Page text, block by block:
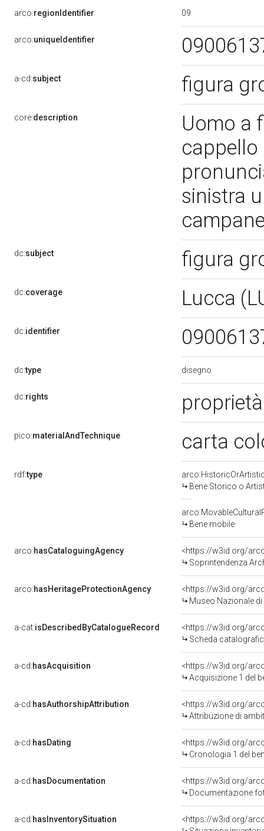
arco:regionIdentifier 09
arco:uniqueIdentifier
a-cd:subject figura
core:description
Uomo a
cappello
sinistra
dc:subject figura
dc:coverage Lucca
dc:identifier
dc:type disegno
dc:rights
pico:materialAndTechnique carta
rdf:type
Bene Storico o
Bene mobile
arco:hasCataloguingAgency
<https://w3id.org/
Soprintendenza
arco:hasHeritageProtectionAgency
<https://w3id.org/
Museo Nazionale di
a-cat:isDescribedByCatalogueRecord
<https://w3id.org/
Scheda
a-cd:hasAcquisition
<https://w3id.org/
Acquisizione 1 del
a-cd:hasAuthorshipAttribution
<https://w3id.org/
Attribuzione di
a-cd:hasDating
<https://w3id.org/
Cronologia 1 del
a-cd:hasDocumentation
Documentazione
a-cd:hasInventorySituation
<https://w3id.org/